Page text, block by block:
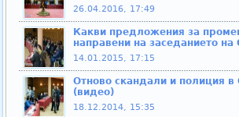
26.04.2016, 17:49
Какви предложения за
направени на заседанието на
14.01.2015, 17:15
Отново скандали и полиция в
(видео)
18.12.2014, 15:35